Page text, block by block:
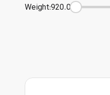
Weight:920.0